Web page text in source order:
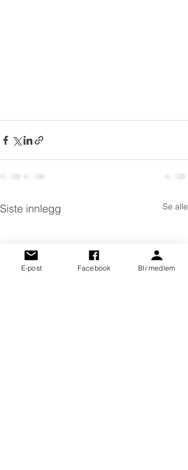
Siste innlegg Se alle
E-post Facebook Bli medlem